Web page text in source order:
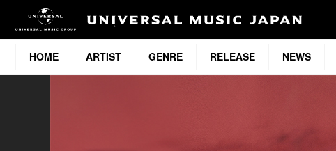
HOME ARTIST GENRE RELEASE NEWS